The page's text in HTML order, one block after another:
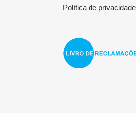
Política de privacidade